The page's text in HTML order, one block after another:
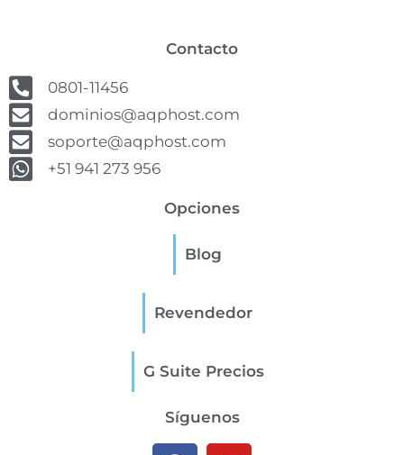
Contacto
0801-11456
dominios@aqphost.com
soporte@aqphost.com
+51 941 273 956
Opciones
Blog
Revendedor
G Suite Precios
Síguenos